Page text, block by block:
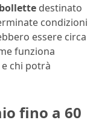
destinato
condizioni
essere circa
funziona
chi potrà
fino a 60